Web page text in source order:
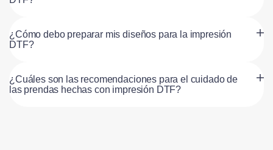
¿Cómo debo preparar mis diseños para la impresión
DTF?
¿Cuáles son las recomendaciones para el cuidado de
las prendas hechas con impresión DTF?